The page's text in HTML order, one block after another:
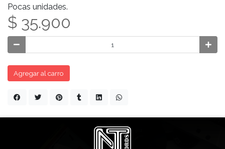
Pocas unidades.
$ 35.900
Agregar al carro